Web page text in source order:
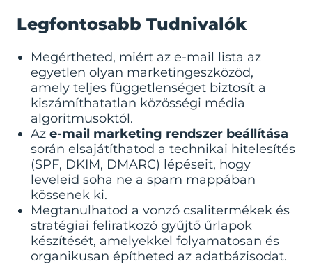
Legfontosabb Tudnivalók
Megértheted, miért az e-mail lista az
egyetlen olyan marketingeszközöd,
amely teljes függetlenséget biztosít a
kiszámíthatatlan közösségi média
algoritmusoktól.
Az e-mail marketing rendszer beállítása
során elsajátíthatod a technikai hitelesítés
(SPF, DKIM, DMARC) lépéseit, hogy
leveleid soha ne a spam mappában
kössenek ki.
Megtanulhatod a vonzó csalitermékek és
stratégiai feliratkozó gyűjtő űrlapok
készítését, amelyekkel folyamatosan és
organikusan építheted az adatbázisodat.